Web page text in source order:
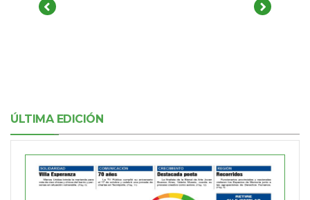
ÚLTIMA EDICIÓN